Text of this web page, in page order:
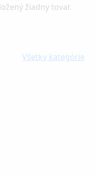
žiadny tovar.
Všetky kategórie